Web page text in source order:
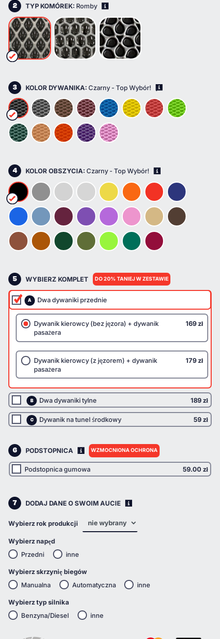
2 TYP KOMÓREK: Romby
3 KOLOR DYWANIKA:Czarny - Top Wybór! i
4 KOLOR OBSZYCIA:Czarny - Top Wybór!
5 WYBIERZ KOMPLET DO 20% TANIEJ W ZESTAWIE
A Dwa dywaniki przednie
Dywanik kierowcy (bez jęzora) + dywanik
pasażera
169 zł
Dywanik kierowcy (z jęzorem) + dywanik
pasażera
179 zł
B Dwa dywaniki tylne 189 zł
C Dywanik na tunel środkowy 59 zł
6 PODSTOPNICA WZMOCNIONA OCHRONA
Podstopnica gumowa 59.00zł
7 DODAJ DANE O SWOIM AUCIE
Wybierz rok produkcji
Wybierz napęd
Przedni
inne
Wybierz skrzynię biegów
Manualna
Automatyczna inne
Wybierz typ silnika
Benzyna/Diesel
inne